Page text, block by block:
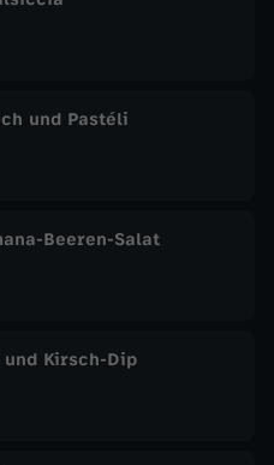
und Pastéli
Beeren-Salat
Kirsch-Dip